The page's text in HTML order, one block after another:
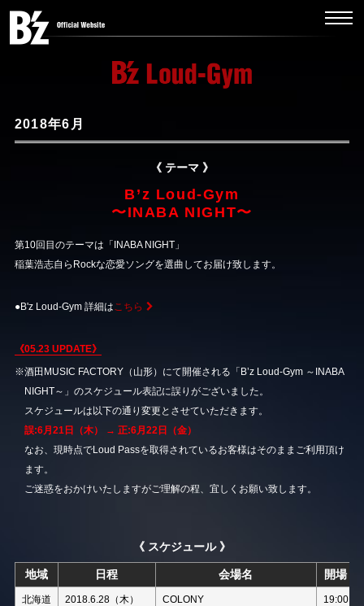
2018年6月
《 テーマ 》
B’z Loud-Gym
〜INABA NIGHT〜
第10回目のテーマは「INABA NIGHT」
稲葉浩志⾃らRockな恋愛ソングを選曲してお届け致します。
●B'z Loud-Gym 詳細は こちら
《05.23 UPDATE》
※酒田MUSIC FACTORY（山形）にて開催される「B’z Loud-Gym ～INABA
NIGHT～」のスケジュール表記に誤りがございました。
スケジュールは以下の通り変更とさせていただきます。
誤:6月21日（木） → 正:6月22日（金）
なお、現時点でLoud Passを取得されているお客様はそのままご利用頂け
ます。
ご迷惑をおかけいたしますがご理解の程、宜しくお願い致します。
《 スケジュール 》
地域 日程 会場名 開場
北海道 2018.6.28（木） COLONY 19:00